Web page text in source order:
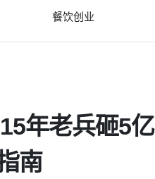
餐饮创业
年老兵砸5亿
南